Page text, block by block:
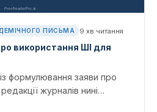
ПИСЬМА 9 хв читання
використання ШІ для
формулювання заяви про
журналів нині
розкривати, де це